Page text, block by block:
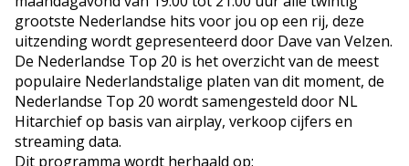
grootste Nederlandse hits voor jou op een rij, deze
uitzending wordt gepresenteerd door Dave van Velzen.
De Nederlandse Top 20 is het overzicht van de meest
populaire Nederlandstalige platen van dit moment, de
Nederlandse Top 20 wordt samengesteld door NL
Hitarchief op basis van airplay, verkoop cijfers en
streaming data.
Dit programma wordt herhaald op: